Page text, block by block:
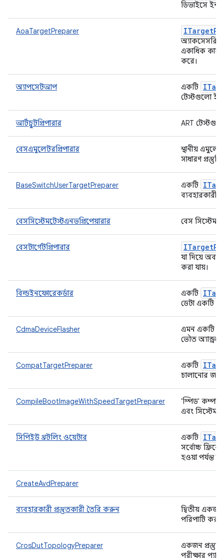
ডিভাইসে
AoaTargetPreparer ITarget
অ্যাকসেসরি
একাধিক
করে।
অ্যাপসেটআপ একটি
টেস্টগুলো
আর্টচ্রুটপ্রিপারার ART
বেসএমুলেটরপ্রিপারার
স্থানীয়
সাধারণ
BaseSwitchUserTargetPreparer একটি
বেসসিস্টেমটেস্টএনভপ্রিপেয়ারার বেস সিস্টেম
বেসটার্গেটপ্রিপারার ITarget
যা দিয়ে
করা যায়।
বিল্ডইনফোরেকর্ডার একটি
ডেটা একটি
CdmaDeviceFlasher
এমন একটি
ভৌত
CompatTargetPreparer একটি
চালানোর জন্য
CompileBootImageWithSpeedTargetPreparer
'স্পিড'
এবং সিস্টেম
সিপিইউ থ্রটলিং ওয়েটার একটি
সর্বোচ্চ
হওয়া পর্যন্ত
CreateAvdPreparer
ব্যবহারকারী প্রস্তুতকারী তৈরি করুন
দ্বিতীয় একজন
পরিপাটি
CrosDutTopologyPreparer
একজন
পরীক্ষার